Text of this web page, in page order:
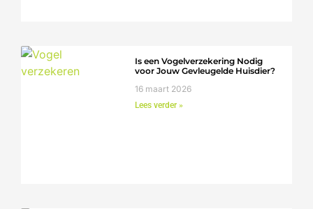
Is een Vogelverzekering Nodig
voor Jouw Gevleugelde Huisdier?
16 maart 2026
Lees verder »